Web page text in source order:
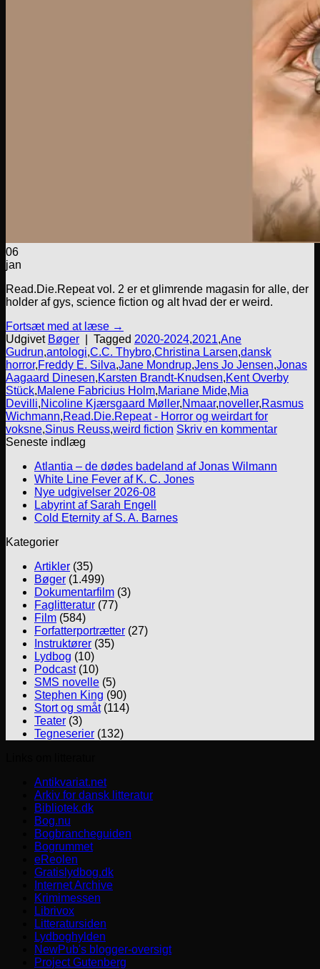
06
jan
Read.Die.Repeat vol. 2 er et glimrende magasin for alle, der
holder af gys, science fiction og alt hvad der er weird.
Fortsæt med at læse →
Udgivet Bøger Tagged 2020-2024,2021,Ane
Gudrun,antologi,C.C. Thybro,Christina Larsen,dansk
horror,Freddy E. Silva,Jane Mondrup,Jens Jo Jensen,Jonas
Aagaard Dinesen,Karsten Brandt-Knudsen,Kent Overby
Stück,Malene Fabricius Holm,Mariane Mide,Mia
Devilli,Nicoline Kjærsgaard Møller,Nmaar,noveller,Rasmus
Wichmann,Read.Die.Repeat - Horror og weirdart for
voksne,Sinus Reuss,weird fiction Skriv en kommentar
Seneste indlæg
Atlantia – de dødes badeland af Jonas Wilmann
White Line Fever af K. C. Jones
Nye udgivelser 2026-08
Labyrint af Sarah Engell
Cold Eternity af S. A. Barnes
Kategorier
Artikler (35)
Bøger (1.499)
Dokumentarfilm (3)
Faglitteratur (77)
Film (584)
Forfatterportrætter (27)
Instruktører (35)
Lydbog (10)
Podcast(10)
SMS novelle (5)
Stephen King (90)
Stort og småt(114)
Teater (3)
Tegneserier (132)
Antikvariat.net
Arkiv for dansk litteratur
Bibliotek.dk
Bog.nu
Bogbrancheguiden
Bogrummet
eReolen
Gratislydbog.dk
Internet Archive
Krimimessen
Librivox
Litteratursiden
Lydboghylden
NewPub's blogger-oversigt
Project Gutenberg